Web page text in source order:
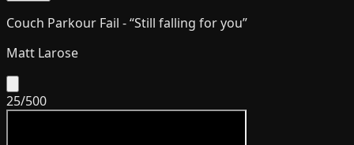
Couch Parkour Fail - “Still falling for you”
Matt Larose
25/500